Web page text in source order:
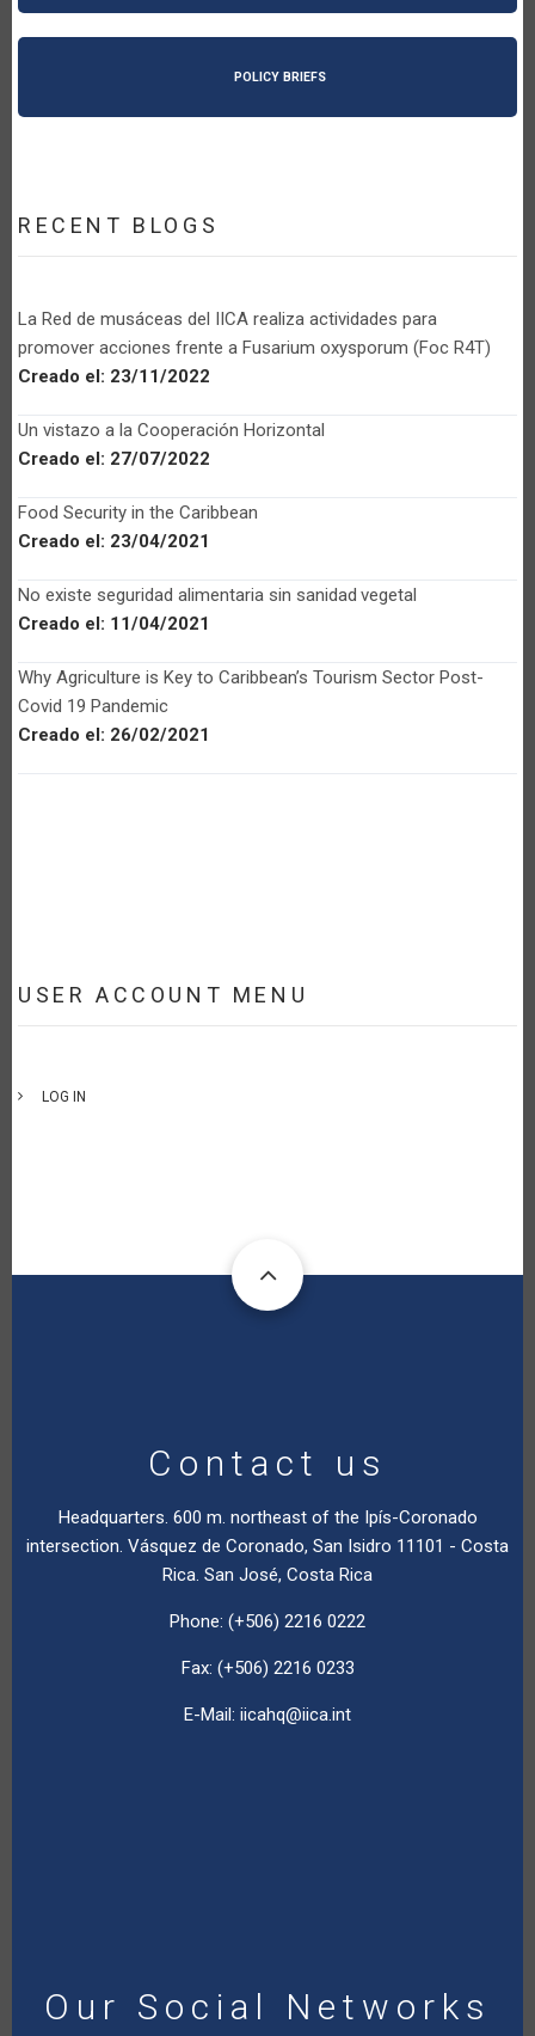
POLICY BRIEFS
RECENT BLOGS
La Red de musáceas del IICA realiza actividades para
promover acciones frente a Fusarium oxysporum (Foc R4T)
Creado el: 23/11/2022
Un vistazo a la Cooperación Horizontal
Creado el: 27/07/2022
Food Security in the Caribbean
Creado el: 23/04/2021
No existe seguridad alimentaria sin sanidad vegetal
Creado el: 11/04/2021
Why Agriculture is Key to Caribbean’s Tourism Sector Post-
Covid 19 Pandemic
Creado el: 26/02/2021
USER ACCOUNT MENU
LOG IN
Contact us
Headquarters. 600 m. northeast of the Ipís-Coronado
intersection. Vásquez de Coronado, San Isidro 11101 - Costa
Rica. San José, Costa Rica
Phone: (+506) 2216 0222
Fax: (+506) 2216 0233
E-Mail: iicahq@iica.int
Our Social Networks